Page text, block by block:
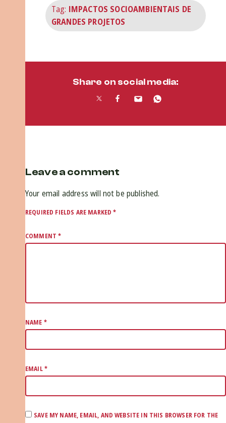
Tag: IMPACTOS SOCIOAMBIENTAIS DE
GRANDES PROJETOS
Share on social media:
Leave a comment
Your email address will not be published.
REQUIRED FIELDS ARE MARKED*
COMMENT*
NAME *
EMAIL*
SAVE MY NAME, EMAIL, AND WEBSITE IN THIS BROWSER FOR THE